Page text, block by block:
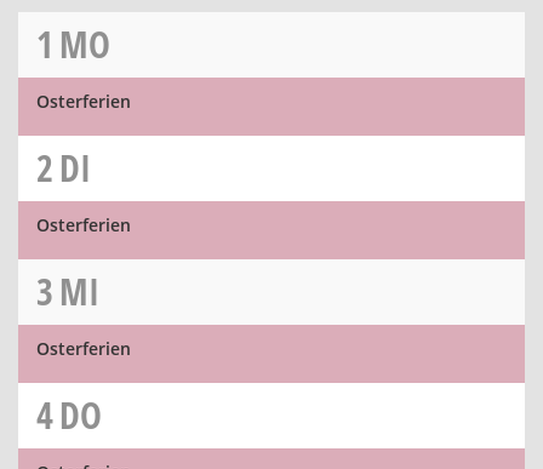
1 MO
Osterferien
2DI
Osterferien
3MI
Osterferien
4DO